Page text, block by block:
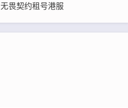
无畏契约租号港服